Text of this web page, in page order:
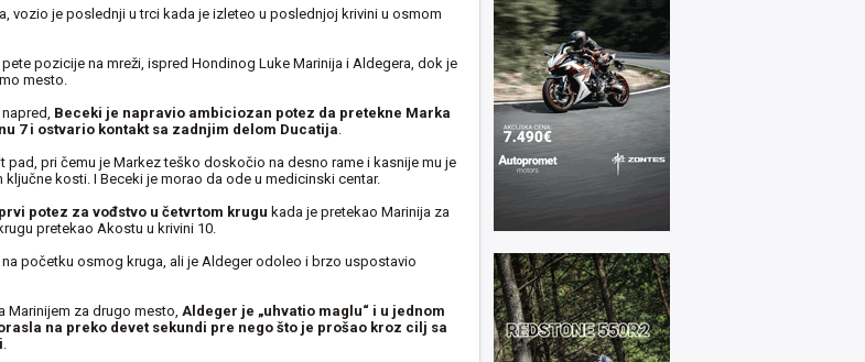
vozio je poslednji u trci kada je izleteo u poslednjoj krivini u osmom
pozicije na mreži, ispred Hondinog Luke Marinija i Aldegera, dok je
mesto.
Beceki je napravio ambiciozan potez da pretekne Marka
7 i ostvario kontakt sa zadnjim delom Ducatija.
pad, pri čemu je Markez teško doskočio na desno rame i kasnije mu je
kosti. I Beceki je morao da ode u medicinski centar.
potez za vođstvo u četvrtom krugu kada je pretekao Marinija za
pretekao Akostu u krivini 10.
na početku osmog kruga, ali je Aldeger odoleo i brzo uspostavio
Marinijem za drugo mesto, Aldeger je „uhvatio maglu“ i u jednom
na preko devet sekundi pre nego što je prošao kroz cilj sa
.